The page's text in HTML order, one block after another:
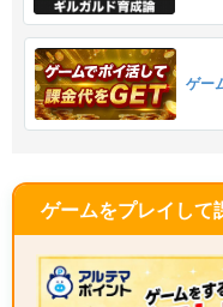
ゲー
ゲームをプレイして